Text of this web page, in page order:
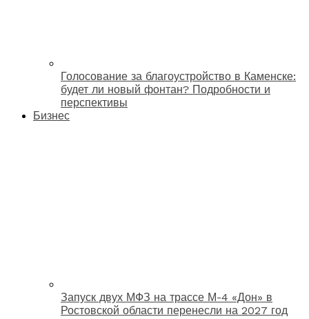
Голосование за благоустройство в Каменске:
будет ли новый фонтан? Подробности и
перспективы
Бизнес
Запуск двух МФЗ на трассе М-4 «Дон» в
Ростовской области перенесли на 2027 год